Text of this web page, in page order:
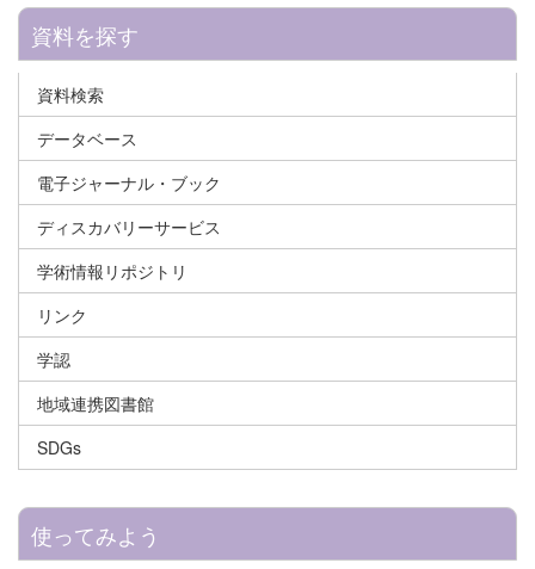
資料を探す
資料検索
データベース
電子ジャーナル・ブック
ディスカバリーサービス
学術情報リポジトリ
リンク
学認
地域連携図書館
SDGs
使ってみよう